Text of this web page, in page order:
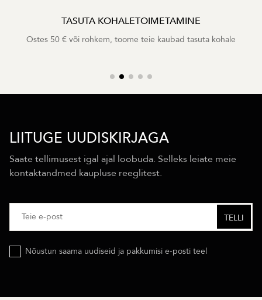
TASUTA KOHALETOIMETAMINE
Ostes 50 € või rohkem, toome teie kaubad tasuta kohale
LIITUGE UUDISKIRJAGA
Saate tellimusest igal ajal loobuda. Selleks leiate meie
kontaktandmed kaupluse reeglitest.
Nõustun saama uudiseid ja pakkumisi e-posti teel